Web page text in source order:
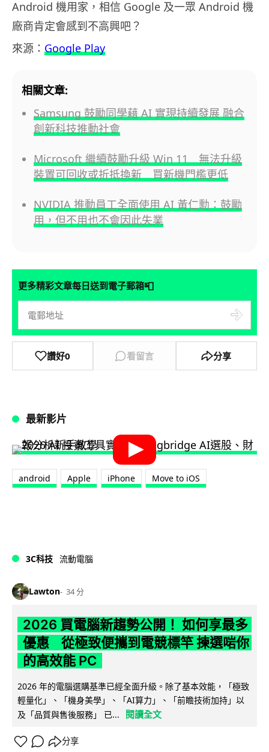
Android 機用家，相信 Google 及一眾 Android 機
廠商肯定會感到不高興吧？
來源： Google Play
相關文章:
Samsung 鼓勵同學藉 AI 實現持續發展 融合
創新科技推動社會
Microsoft 繼續鼓勵升級 Win 11 無法升級
裝置可回收或折抵換新 買新機門檻更低
NVIDIA 推動員工全面使用 AI 黃仁勳：鼓勵
用，但不用也不會因此失業
更多精彩文章每日送到電子郵箱📮
讚好0 看留言 分享
最新影片
android Apple iPhone Move to iOS
3C科技 流動電腦
Lawton 34 分
2026 買電腦新趨勢公開！ 如何享最多
優惠 從極致便攜到電競標竿 揀選啱你
的高效能 PC
2026 年的電腦選購基準已經全面升級。除了基本效能，「極致
輕量化」、「機身美學」、「AI算力」、「前瞻技術加持」以
及「品質與售後服務」 已...
閱讀全文
分享